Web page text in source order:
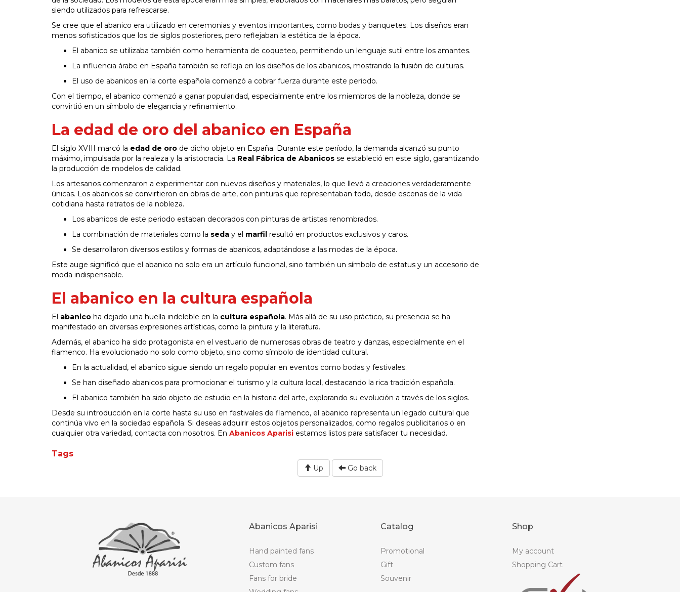
siendo utilizados para refrescarse.
Se cree que el abanico era utilizado en ceremonias y eventos importantes, como bodas y banquetes. Los diseños eran
menos sofisticados que los de siglos posteriores, pero reflejaban la estética de la época.
El abanico se utilizaba también como herramienta de coqueteo, permitiendo un lenguaje sutil entre los amantes.
La influencia árabe en España también se refleja en los diseños de los abanicos, mostrando la fusión de culturas.
El uso de abanicos en la corte española comenzó a cobrar fuerza durante este periodo.
Con el tiempo, el abanico comenzó a ganar popularidad, especialmente entre los miembros de la nobleza, donde se
convirtió en un símbolo de elegancia y refinamiento.
La edad de oro del abanico en España
El siglo XVIII marcó la edad de oro de dicho objeto en España. Durante este período, la demanda alcanzó su punto
máximo, impulsada por la realeza y la aristocracia. La Real Fábrica de Abanicos se estableció en este siglo, garantizando
la producción de modelos de calidad.
Los artesanos comenzaron a experimentar con nuevos diseños y materiales, lo que llevó a creaciones verdaderamente
únicas. Los abanicos se convirtieron en obras de arte, con pinturas que representaban todo, desde escenas de la vida
cotidiana hasta retratos de la nobleza.
Los abanicos de este periodo estaban decorados con pinturas de artistas renombrados.
La combinación de materiales como la seda y el marfil resultó en productos exclusivos y caros.
Se desarrollaron diversos estilos y formas de abanicos, adaptándose a las modas de la época.
Este auge significó que el abanico no solo era un artículo funcional, sino también un símbolo de estatus y un accesorio de
moda indispensable.
El abanico en la cultura española
El abanico ha dejado una huella indeleble en la cultura española. Más allá de su uso práctico, su presencia se ha
manifestado en diversas expresiones artísticas, como la pintura y la literatura.
Además, el abanico ha sido protagonista en el vestuario de numerosas obras de teatro y danzas, especialmente en el
flamenco. Ha evolucionado no solo como objeto, sino como símbolo de identidad cultural.
En la actualidad, el abanico sigue siendo un regalo popular en eventos como bodas y festivales.
Se han diseñado abanicos para promocionar el turismo y la cultura local, destacando la rica tradición española.
El abanico también ha sido objeto de estudio en la historia del arte, explorando su evolución a través de los siglos.
Desde su introducción en la corte hasta su uso en festivales de flamenco, el abanico representa un legado cultural que
continúa vivo en la sociedad española. Si deseas adquirir estos objetos personalizados, como regalos publicitarios o en
cualquier otra variedad, contacta con nosotros. En Abanicos Aparisi estamos listos para satisfacer tu necesidad.
Tags
Up Go back
Abanicos Aparisi
Hand painted fans
Custom fans
Fans for bride
Catalog
Promotional
Gift
Souvenir
Shop
My account
Shopping Cart